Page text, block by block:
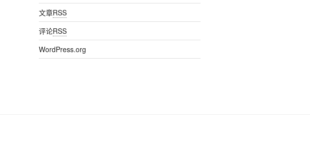
文章RSS
评论RSS
WordPress.org